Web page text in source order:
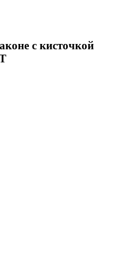
с кисточкой